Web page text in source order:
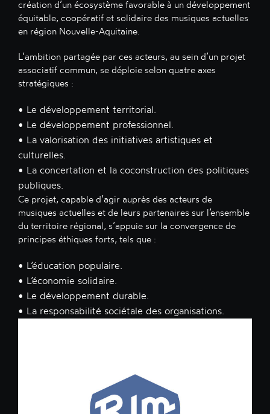
création d’un écosystème favorable à un développement
équitable, coopératif et solidaire des musiques actuelles
en région Nouvelle-Aquitaine.
L’ambition partagée par ces acteurs, au sein d’un projet
associatif commun, se déploie selon quatre axes
stratégiques :
• Le développement territorial.
• Le développement professionnel.
• La valorisation des initiatives artistiques et
culturelles.
• La concertation et la coconstruction des politiques
Ce projet, capable d’agir auprès des acteurs de
musiques actuelles et de leurs partenaires sur l’ensemble
du territoire régional, s’appuie sur la convergence de
principes éthiques forts, tels que :
• L’éducation populaire.
• L’économie solidaire.
• Le développement durable.
• La responsabilité sociétale des organisations.